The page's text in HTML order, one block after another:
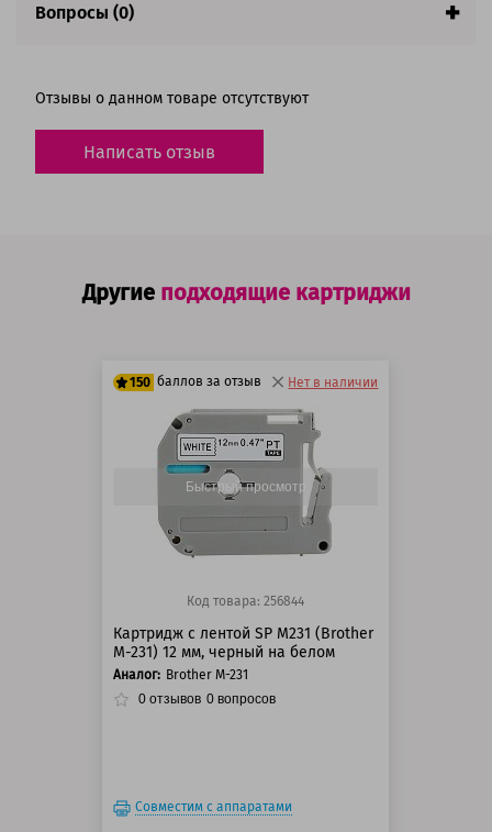
Вопросы (0)
Отзывы о данном товаре отсутствуют
Написать отзыв
Другие подходящие картриджи
150 баллов за отзыв
125 баллов
150 баллов
Нет в наличии
Быстрый просмотр
Код товара: 256844
Картридж с лентой SP M231 (Brother
M-231) 12 мм, черный на белом
Аналог: Brother M-231
0 отзывов 0 вопросов
Совместим с аппаратами